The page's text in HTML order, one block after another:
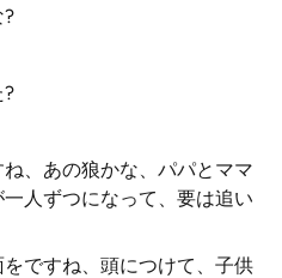
?
?
、あの狼かな、パパとママ
人ずつになって、要は追い
ですね、頭につけて、子供